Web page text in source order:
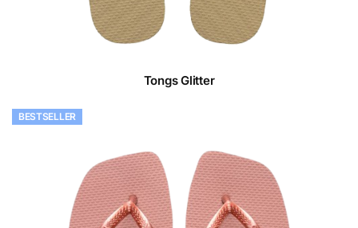
Tongs Glitter
BESTSELLER